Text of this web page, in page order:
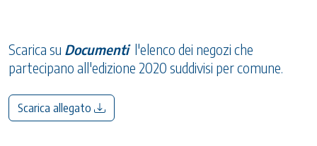
Scarica su Documenti l'elenco dei negozi che
partecipano all'edizione 2020 suddivisi per comune.
Scarica allegato